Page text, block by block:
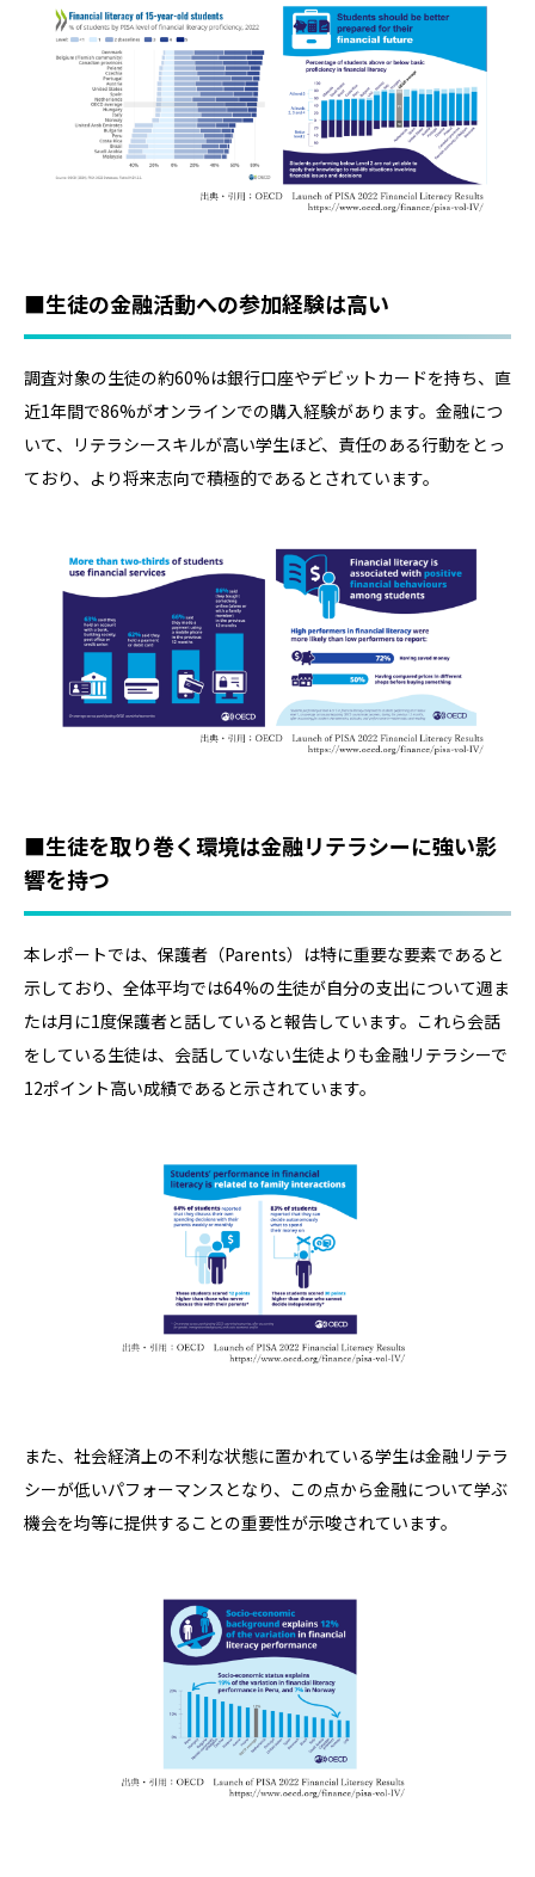
■生徒の金融活動への参加経験は高い
調査対象の生徒の約60%は銀行口座やデビットカードを持ち、直
近1年間で86%がオンラインでの購入経験があります。金融につ
いて、リテラシースキルが高い学生ほど、責任のある行動をとっ
ており、より将来志向で積極的であるとされています。
■生徒を取り巻く環境は金融リテラシーに強い影
響を持つ
本レポートでは、保護者（Parents）は特に重要な要素であると
示しており、全体平均では64%の生徒が自分の支出について週ま
たは月に1度保護者と話していると報告しています。これら会話
をしている生徒は、会話していない生徒よりも金融リテラシーで
12ポイント高い成績であると示されています。
また、社会経済上の不利な状態に置かれている学生は金融リテラ
シーが低いパフォーマンスとなり、この点から金融について学ぶ
機会を均等に提供することの重要性が示唆されています。